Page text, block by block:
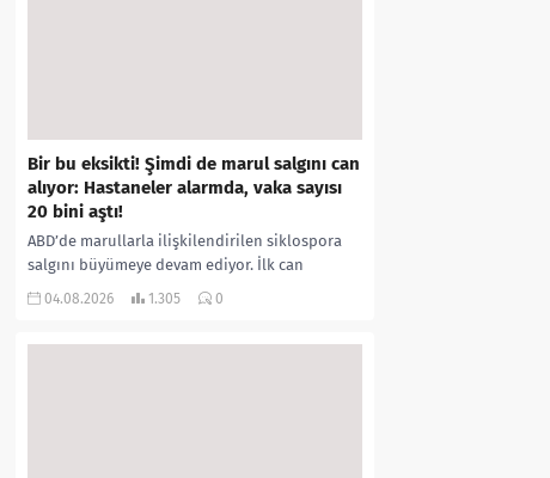
Bir bu eksikti! Şimdi de marul salgını can
alıyor: Hastaneler alarmda, vaka sayısı
20 bini aştı!
ABD’de marullarla ilişkilendirilen siklospora
salgını büyümeye devam ediyor. İlk can
kayıplarının yaşandığı salgında vaka sayısının
04.08.2026 1.305 0